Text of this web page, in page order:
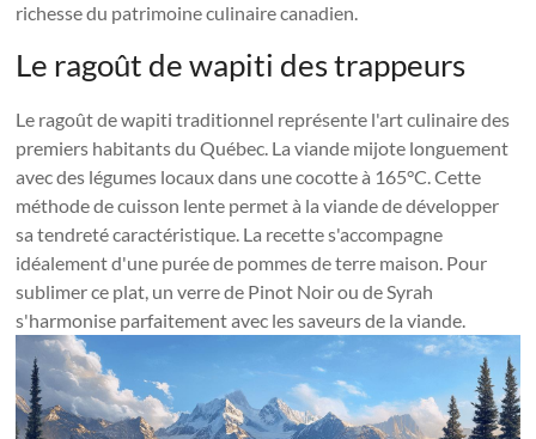
richesse du patrimoine culinaire canadien.
Le ragoût de wapiti des trappeurs
Le ragoût de wapiti traditionnel représente l'art culinaire des
premiers habitants du Québec. La viande mijote longuement
avec des légumes locaux dans une cocotte à 165°C. Cette
méthode de cuisson lente permet à la viande de développer
sa tendreté caractéristique. La recette s'accompagne
idéalement d'une purée de pommes de terre maison. Pour
sublimer ce plat, un verre de Pinot Noir ou de Syrah
s'harmonise parfaitement avec les saveurs de la viande.